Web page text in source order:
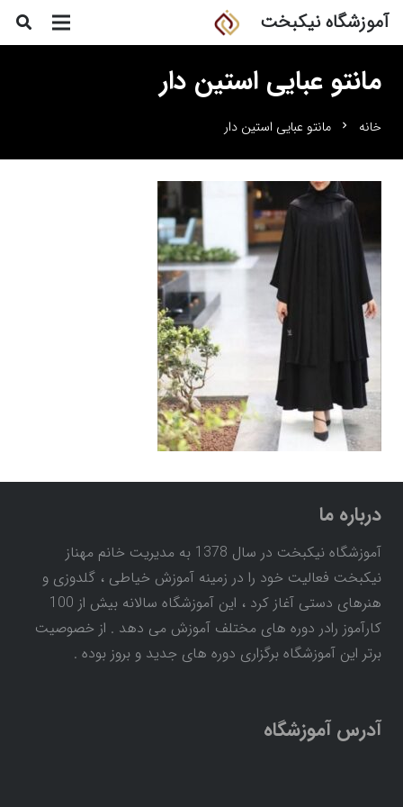
آموزشگاه نیکبخت
مانتو عبایی استین دار
خانه chevron_right مانتو عبایی استین دار
درباره ما
آموزشگاه نیکبخت در سال 1378 به مدیریت خانم مهناز
نیکبخت فعالیت خود را در زمینه آموزش خیاطی ، گلدوزی و
هنرهای دستی آغاز کرد ، این آموزشگاه سالانه بیش از 100
کارآموز رادر دوره های مختلف آموزش می دهد . از خصوصیت
برتر این آموزشگاه برگزاری دوره های جدید و بروز بوده .
آدرس آموزشگاه